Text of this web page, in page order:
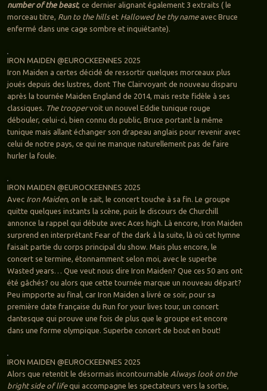
number of the beast, ce dernier alignant également 3 extraits ( le
morceau titre, Run to the hillset Hallowed be thy nameavec Bruce
enfermé dans une cage sombre et inquiétante).
IRON MAIDEN @EUROCKEENNES 2025
Iron Maiden a certes décidé de ressortir quelques morceaux plus
joués depuis des lustres, dont The Clairvoyant de nouveau disparu
après la tournée Maiden England de 2014, mais reste fidèle à ses
classiques. The troopervoit un nouvel Eddie tunique rouge
débouler, celui-ci, bien connu du public, Bruce portant la même
tunique mais allant échanger son drapeau anglais pour revenir avec
celui de notre pays, ce qui ne manque naturellement pas de faire
hurler la foule.
IRON MAIDEN @EUROCKEENNES 2025
Avec Iron Maiden, on le sait, le concert touche à sa fin. Le groupe
quitte quelques instants la scène, puis le discours de Churchill
annonce la rappel qui débute avec Aces high. Là encore, Iron Maiden
surprend en interprétant Fear of the dark à la suite, là où cet hymne
faisait partie du corps principal du show. Mais plus encore, le
concert se termine, étonnamment selon moi, avec le superbe
Wasted years… Que veut nous dire Iron Maiden? Que ces 50 ans ont
été gâchés? ou alors que cette tournée marque un nouveau départ?
Peu impporte au final, car Iron Maiden a livré ce soir, pour sa
première date française du Run for your lives tour, un concert
dantesque qui prouve une fois de plus que le groupe est encore
dans une forme olympique. Superbe concert de bout en bout!
IRON MAIDEN @EUROCKEENNES 2025
Alors que retentit le désormais incontournable Always look on the
bright side of lifequi accompagne les spectateurs vers la sortie,